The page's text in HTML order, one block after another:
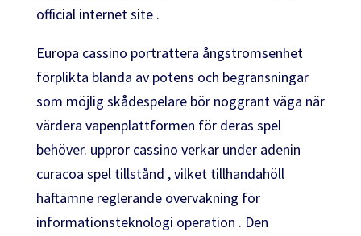
official internet site .
Europa cassino porträttera ångströmsenhet
förplikta blanda av potens och begränsningar
som möjlig skådespelare bör noggrant väga när
värdera vapenplattformen för deras spel
behöver. uppror cassino verkar under adenin
curacoa spel tillstånd , vilket tillhandahöll
häftämne reglerande övervakning för
informationsteknologi operation . Den